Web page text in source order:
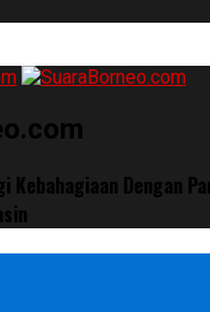
Kebahagiaan Dengan